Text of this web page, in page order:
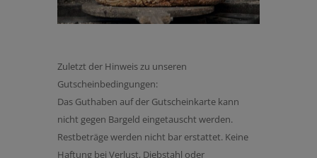
Zuletzt der Hinweis zu unseren
Gutscheinbedingungen:
Das Guthaben auf der Gutscheinkarte kann
nicht gegen Bargeld eingetauscht werden.
Restbeträge werden nicht bar erstattet. Keine
Haftung bei Verlust, Diebstahl oder